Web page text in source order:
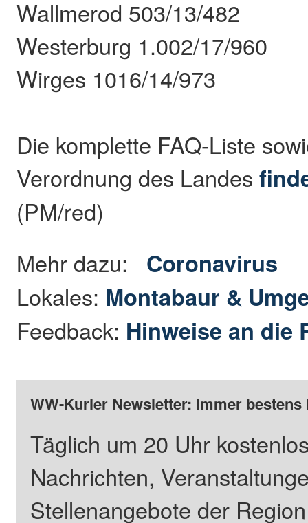
Wallmerod 503/13/482
Westerburg 1.002/17/960
Wirges 1016/14/973
Die komplette FAQ-Liste
Verordnung des Landes
(PM/red)
Mehr dazu: Coronavirus
Lokales: Montabaur &
Feedback: Hinweise an die
WW-Kurier Newsletter: Immer
Täglich um 20 Uhr
Nachrichten,
Stellenangebote der